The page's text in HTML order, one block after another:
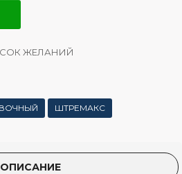
ЖЕЛАНИЙ
ШТРЕМАКС
ОПИСАНИЕ